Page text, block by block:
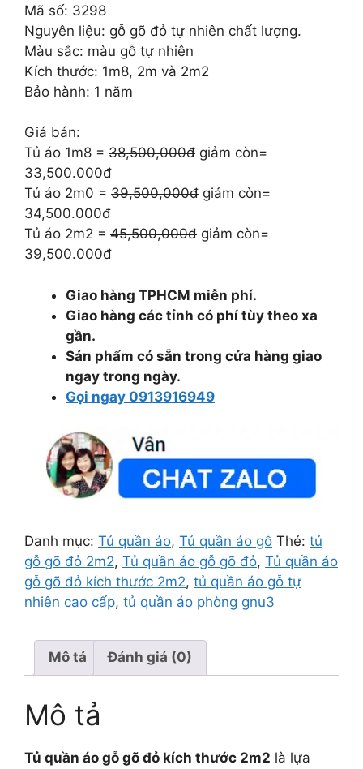
33.500.000 ₫.
Mã số: 3298
Nguyên liệu: gỗ gõ đỏ tự nhiên chất lượng.
Màu sắc: màu gỗ tự nhiên
Kích thước: 1m8, 2m và 2m2
Bảo hành: 1 năm
Giá bán:
Tủ áo 1m8 = 38,500,000đ giảm còn=
33,500.000đ
Tủ áo 2m0 = 39,500,000đ giảm còn=
34,500.000đ
Tủ áo 2m2 = 45,500,000đ giảm còn=
39,500.000đ
Giao hàng TPHCM miễn phí.
Giao hàng các tỉnh có phí tùy theo xa
gần.
Sản phẩm có sẵn trong cửa hàng giao
ngay trong ngày.
Gọi ngay 0913916949
Danh mục: Tủ quần áo, Tủ quần áo gỗ Thẻ: tủ
gỗ gõ đỏ 2m2, Tủ quần áo gỗ gõ đỏ, Tủ quần áo
gỗ gõ đỏ kích thước 2m2, tủ quần áo gỗ tự
nhiên cao cấp, tủ quần áo phòng gnu3
Mô tả Đánh giá (0)
Mô tả
Tủ quần áo gỗ gõ đỏ kích thước 2m2 là lựa